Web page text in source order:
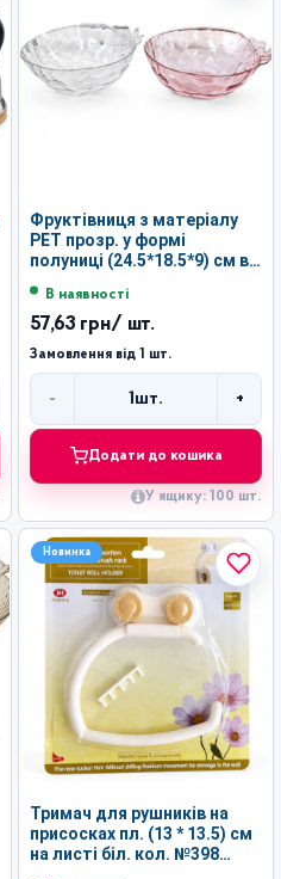
Фруктівниця з матеріалу
РЕТ прозр. у формі
полуниці (24.5*18.5*9) см в
В наявності
57,63 грн/ шт.
Замовлення від 1 шт.
- 1шт. +
Додати до кошика
У ящику: 100 шт.
Новинка
Тримач для рушників на
присосках пл. (13 * 13.5) см
на листі біл. кол. №398